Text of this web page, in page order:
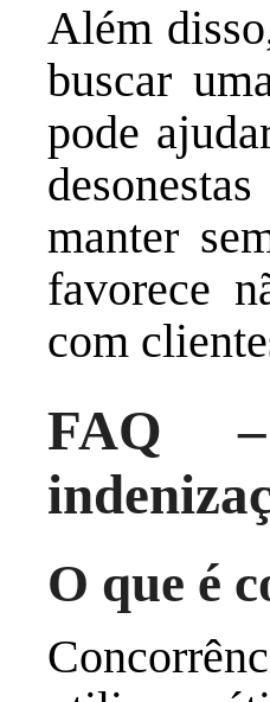
Além
buscar
pode
manter
favorece
com
FAQ –
O que é